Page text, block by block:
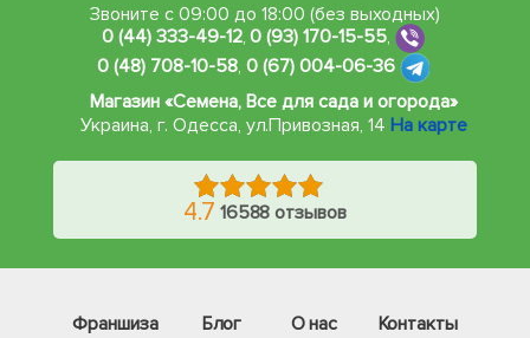
Звоните с 09:00 до 18:00 (без выходных)
0 (44) 333-49-12,0 (93) 170-15-55,
0 (48) 708-10-58, 0 (67) 004-06-36
Магазин «Семена, Все для сада и огорода»
Украина, г. Одесса, ул.Привозная, 14 На карте
4.7 16588 отзывов
Франшиза Блог О нас
Контакты